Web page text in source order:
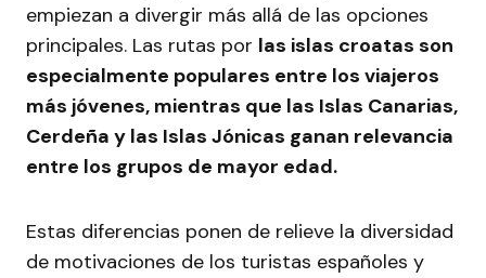
empiezan a divergir más allá de las opciones
principales. Las rutas por las islas croatas son
especialmente populares entre los viajeros
más jóvenes, mientras que las Islas Canarias,
Cerdeña y las Islas Jónicas ganan relevancia
entre los grupos de mayor edad.
Estas diferencias ponen de relieve la diversidad
de motivaciones de los turistas españoles y